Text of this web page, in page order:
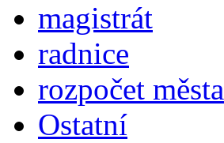
magistrát
radnice
rozpočet města
Ostatní